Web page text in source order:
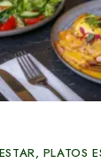
PLATOS